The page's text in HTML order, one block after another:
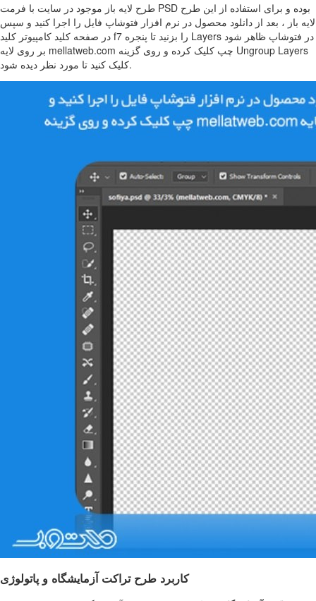
طرح لایه باز موجود در سایت با فرمت PSD بوده و برای استفاده از این طرح
لایه باز ، بعد از دانلود محصول در نرم افزار فتوشاپ فایل را اجرا کنید و سپس
در صفحه کلید کامپیوتر کلید f7 را بزنید تا پنجره Layers در فتوشاپ ظاهر شود
بر روی لایه mellatweb.com چپ کلیک کرده و روی گزینه Ungroup Layers
کلیک کنید تا مورد نظر دیده شود.
کاربرد طرح تراکت آزمایشگاه و پاتولوژی